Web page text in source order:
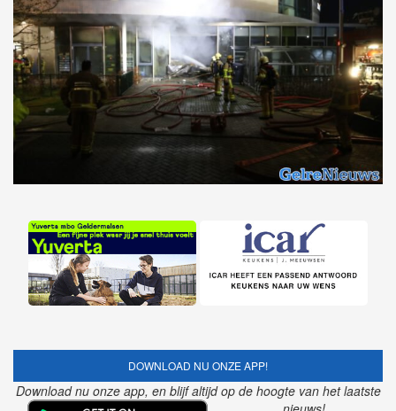
DOWNLOAD NU ONZE APP!
Download nu onze app, en blijf altijd op de hoogte van het laatste